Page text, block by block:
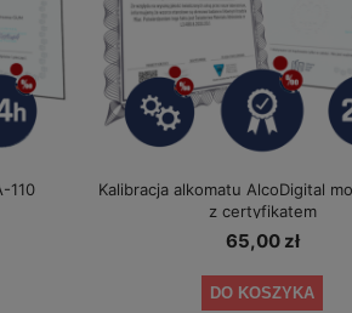
110
Kalibracja alkomatu AlcoDigital
z certyfikatem
65,00 zł
DO KOSZYKA